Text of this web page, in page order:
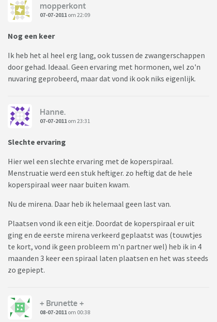
mopperkont
07-07-2011 om 22:09
Nog een keer
Ik heb het al heel erg lang, ook tussen de zwangerschappen
door gehad. Ideaal. Geen ervaring met hormonen, wel zo'n
nuvaring geprobeerd, maar dat vond ik ook niks eigenlijk.
Hanne.
07-07-2011 om 23:31
Slechte ervaring
Hier wel een slechte ervaring met de koperspiraal.
Menstruatie werd een stuk heftiger. zo heftig dat de hele
koperspiraal weer naar buiten kwam.
Nu de mirena. Daar heb ik helemaal geen last van.
Plaatsen vond ik een eitje. Doordat de koperspiraal er uit
ging en de eerste mirena verkeerd geplaatst was (touwtjes
te kort, vond ik geen probleem m'n partner wel) heb ik in 4
maanden 3 keer een spiraal laten plaatsen en het was steeds
zo gepiept.
+ Brunette +
08-07-2011 om 00:38